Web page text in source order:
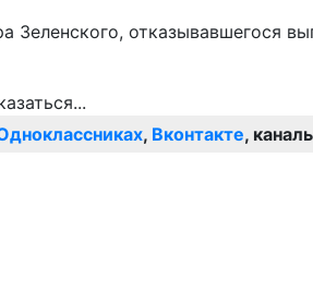
отказывавшегося
, Вконтакте,